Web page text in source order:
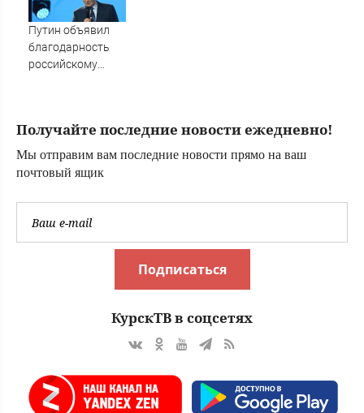
Коновалова —
Новости за
19.02.2024
Путин объявил
благодарность
российскому
Получайте последние новости ежедневно!
Мы отправим вам последние новости прямо на ваш
почтовый ящик
Подписаться
КурскТВ в соцсетях